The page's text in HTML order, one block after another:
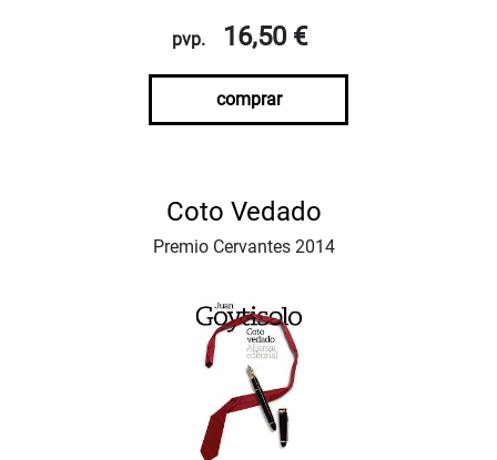
pvp. 16,50 €
comprar
Coto Vedado
Premio Cervantes 2014